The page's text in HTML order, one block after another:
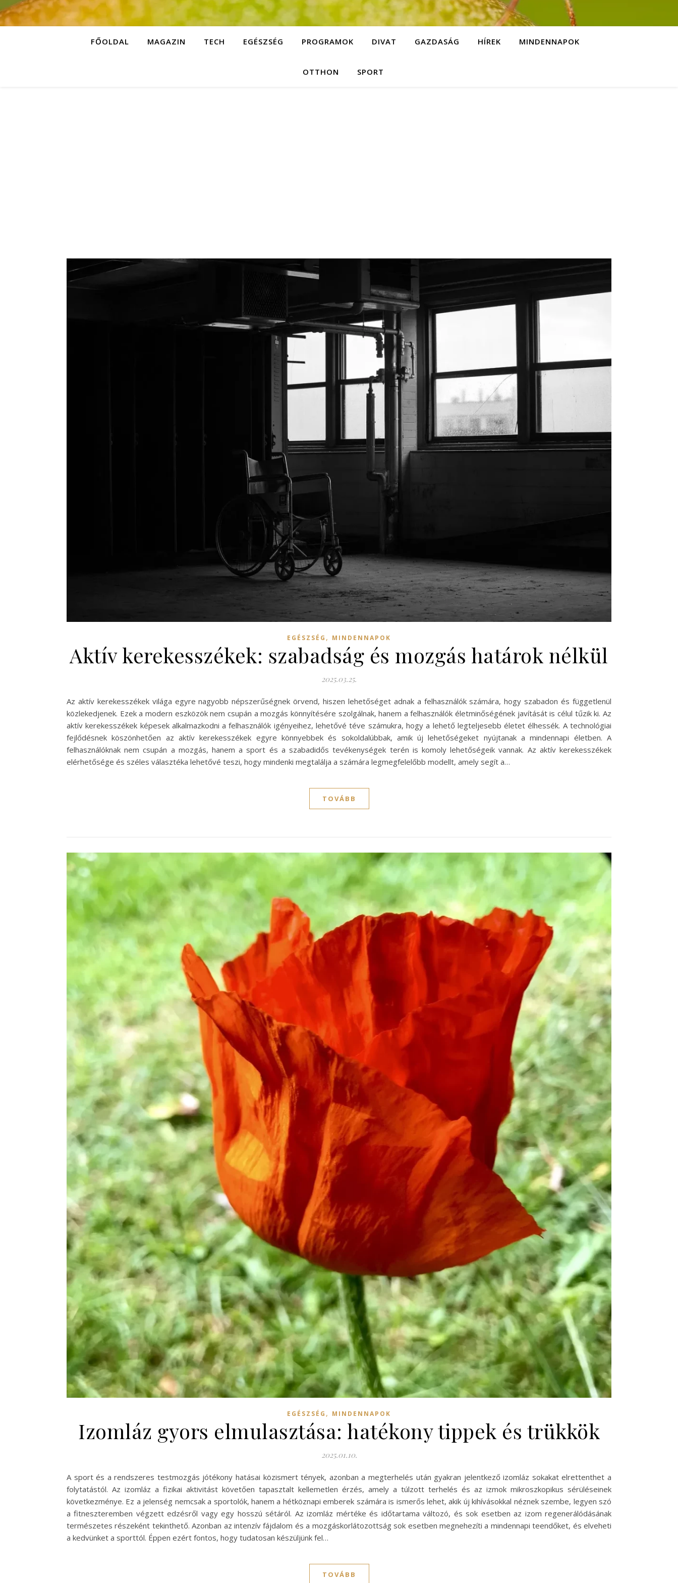
FŐOLDAL MAGAZIN TECH EGÉSZSÉG PROGRAMOK DIVAT GAZDASÁG HÍREK MINDENNAPOK
OTTHON SPORT
EGÉSZSÉG , MINDENNAPOK
Aktív kerekesszékek: szabadság és mozgás határok nélkül
2025.03.25.
Az aktív kerekesszékek világa egyre nagyobb népszerűségnek örvend, hiszen lehetőséget adnak a felhasználók számára, hogy szabadon és függetlenül
közlekedjenek. Ezek a modern eszközök nem csupán a mozgás könnyítésére szolgálnak, hanem a felhasználók életminőségének javítását is célul tűzik ki. Az
aktív kerekesszékek képesek alkalmazkodni a felhasználók igényeihez, lehetővé téve számukra, hogy a lehető legteljesebb életet élhessék. A technológiai
fejlődésnek köszönhetően az aktív kerekesszékek egyre könnyebbek és sokoldalúbbak, amik új lehetőségeket nyújtanak a mindennapi életben. A
felhasználóknak nem csupán a mozgás, hanem a sport és a szabadidős tevékenységek terén is komoly lehetőségeik vannak. Az aktív kerekesszékek
elérhetősége és széles választéka lehetővé teszi, hogy mindenki megtalálja a számára legmegfelelőbb modellt, amely segít a…
TOVÁBB
EGÉSZSÉG , MINDENNAPOK
Izomláz gyors elmulasztása: hatékony tippek és trükkök
2025.01.10.
A sport és a rendszeres testmozgás jótékony hatásai közismert tények, azonban a megterhelés után gyakran jelentkező izomláz sokakat elrettenthet a
folytatástól. Az izomláz a fizikai aktivitást követően tapasztalt kellemetlen érzés, amely a túlzott terhelés és az izmok mikroszkopikus sérüléseinek
következménye. Ez a jelenség nemcsak a sportolók, hanem a hétköznapi emberek számára is ismerős lehet, akik új kihívásokkal néznek szembe, legyen szó
a fitneszteremben végzett edzésről vagy egy hosszú sétáról. Az izomláz mértéke és időtartama változó, és sok esetben az izom regenerálódásának
természetes részeként tekinthető. Azonban az intenzív fájdalom és a mozgáskorlátozottság sok esetben megnehezíti a mindennapi teendőket, és elveheti
a kedvünket a sporttól. Éppen ezért fontos, hogy tudatosan készüljünk fel…
TOVÁBB